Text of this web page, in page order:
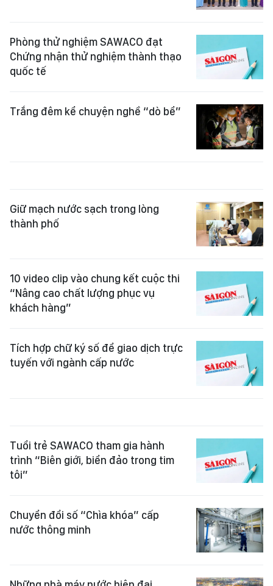
Phòng thử nghiệm SAWACO đạt
Chứng nhận thử nghiệm thành thạo
quốc tế
Trắng đêm kể chuyện nghề “dò bể”
Giữ mạch nước sạch trong lòng
thành phố
10 video clip vào chung kết cuộc thi
“Nâng cao chất lượng phục vụ
khách hàng”
Tích hợp chữ ký số để giao dịch trực
tuyến với ngành cấp nước
Tuổi trẻ SAWACO tham gia hành
trình “Biên giới, biển đảo trong tim
tôi”
Chuyển đổi số “Chìa khóa” cấp
nước thông minh